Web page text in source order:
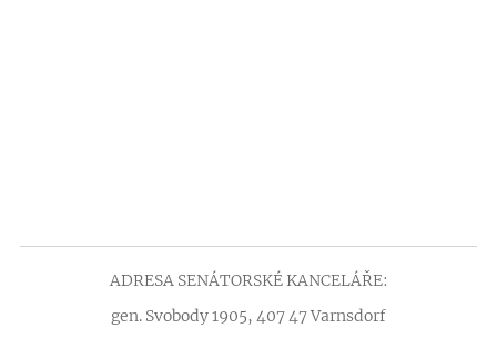
ADRESA SENÁTORSKÉ KANCELÁŘE:
gen. Svobody 1905, 407 47 Varnsdorf